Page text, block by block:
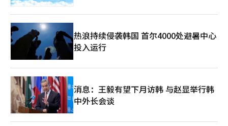
热浪持续侵袭韩国 首尔4000处避暑中心
投入运行
消息：王毅有望下月访韩 与赵显举行韩
中外长会谈